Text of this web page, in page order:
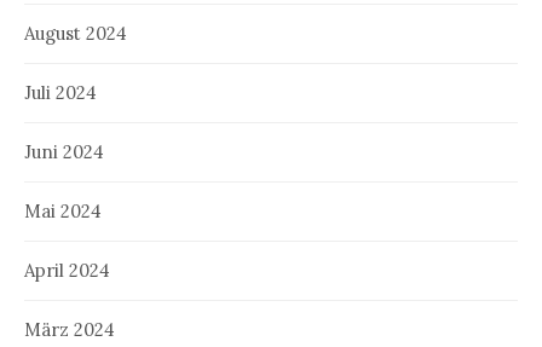
August 2024
Juli 2024
Juni 2024
Mai 2024
April 2024
März 2024